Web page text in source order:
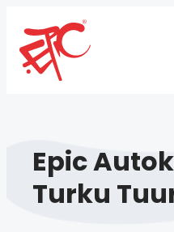
Epic
Turku